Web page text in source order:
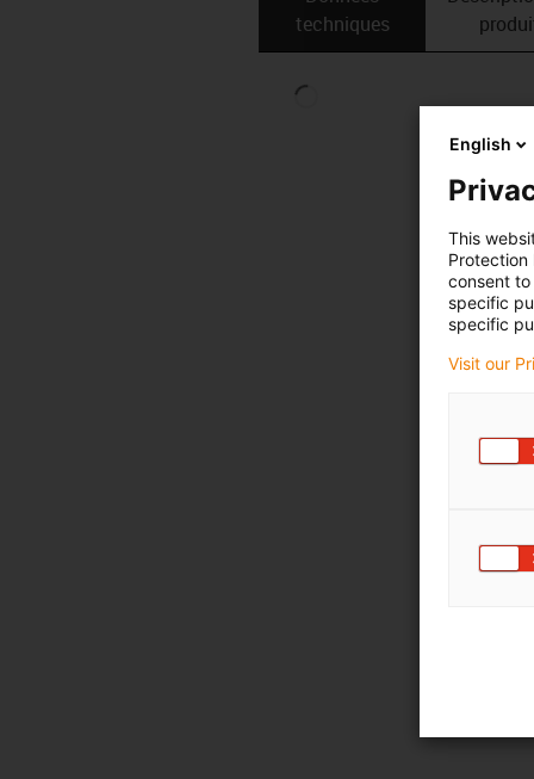
techniques
English
This
Protection
consent
specific
specific
Visit our